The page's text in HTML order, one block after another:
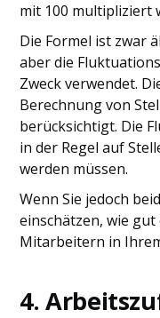
mit 100 multipliziert
Die Formel ist zwar
aber die
Zweck verwendet.
Berechnung von
berücksichtigt. Die
in der Regel auf
werden müssen.
Wenn Sie jedoch
einschätzen, wie
Mitarbeitern in
4.